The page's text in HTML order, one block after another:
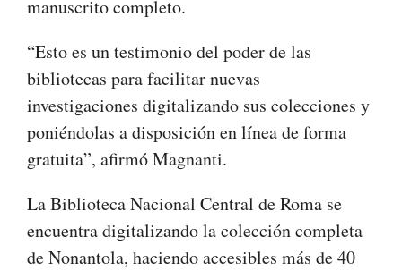
manuscrito completo.
“Esto es un testimonio del poder de las
bibliotecas para facilitar nuevas
investigaciones digitalizando sus colecciones y
poniéndolas a disposición en línea de forma
gratuita”, afirmó Magnanti.
La Biblioteca Nacional Central de Roma se
encuentra digitalizando la colección completa
de Nonantola, haciendo accesibles más de 40